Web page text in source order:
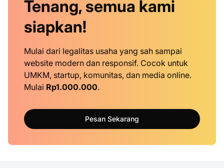
Tenang, semua kami
siapkan!
Mulai dari legalitas usaha yang sah sampai
website modern dan responsif. Cocok untuk
UMKM, startup, komunitas, dan media online.
Mulai Rp1.000.000.
Pesan Sekarang